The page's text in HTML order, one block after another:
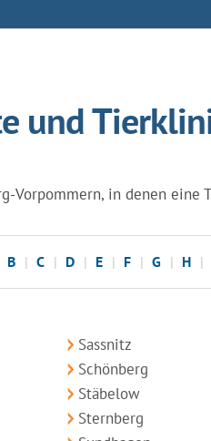
und
Vorpommern, in denen
B C D E F G H
Sassnitz
Schönberg
Stäbelow
Sternberg